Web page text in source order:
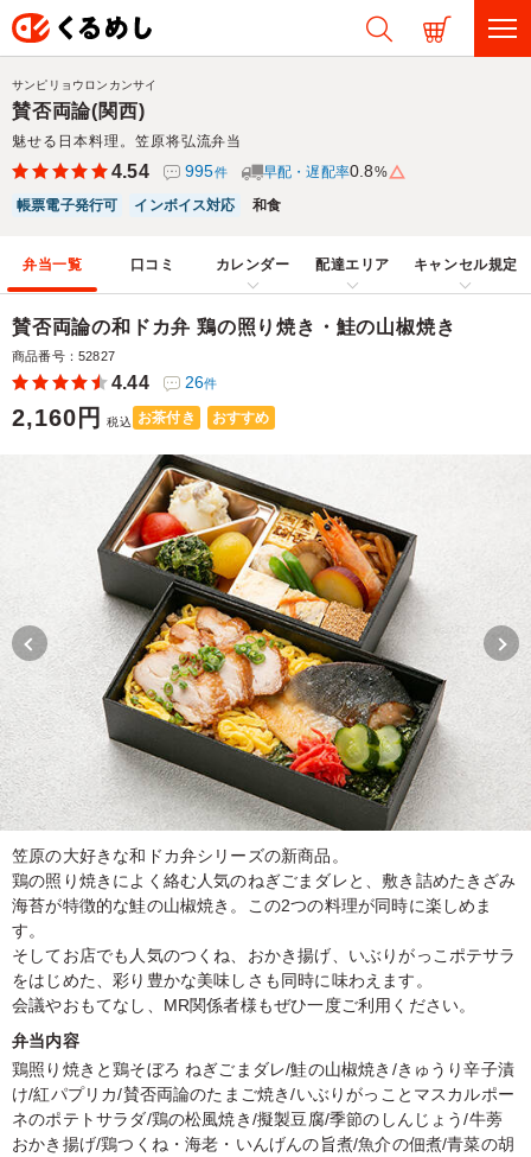
賛否両論(関西)
魅せる日本料理。笠原将弘流弁当
サンピリョウロンカンサイ
4.54 995件 早配・遅配率0.8%
帳票電子発行可
インボイス対応 和食
弁当一覧 口コミ カレンダー 配達エリア キャンセル規定
賛否両論の和ドカ弁 鶏の照り焼き・鮭の山椒焼き
商品番号：52827
4.44 26件
2,160円 税込 お茶付き おすすめ
笠原の大好きな和ドカ弁シリーズの新商品。
鶏の照り焼きによく絡む人気のねぎごまダレと、敷き詰めたきざみ
海苔が特徴的な鮭の山椒焼き。この2つの料理が同時に楽しめま
す。
そしてお店でも人気のつくね、おかき揚げ、いぶりがっこポテサラ
をはじめた、彩り豊かな美味しさも同時に味わえます。
会議やおもてなし、MR関係者様もぜひ一度ご利用ください。
弁当内容
鶏照り焼きと鶏そぼろ ねぎごまダレ/鮭の山椒焼き/きゅうり辛子漬
け/紅パプリカ/賛否両論のたまご焼き/いぶりがっことマスカルポー
ネのポテトサラダ/鶏の松風焼き/擬製豆腐/季節のしんじょう/牛蒡
おかき揚げ/鶏つくね・海老・いんげんの旨煮/魚介の佃煮/青菜の胡